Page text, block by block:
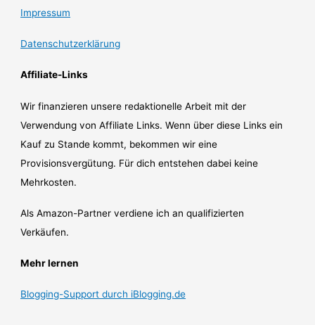
Impressum
Datenschutzerklärung
Affiliate-Links
Wir finanzieren unsere redaktionelle Arbeit mit der
Verwendung von Affiliate Links. Wenn über diese Links ein
Kauf zu Stande kommt, bekommen wir eine
Provisionsvergütung. Für dich entstehen dabei keine
Mehrkosten.
Als Amazon-Partner verdiene ich an qualifizierten
Verkäufen.
Mehr lernen
Blogging-Support durch iBlogging.de